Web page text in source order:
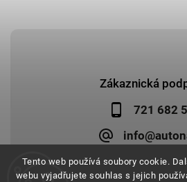
Tento web používá soubory cookie.
webu vyjadřujete souhlas s jejich
Zákaznická
721 682